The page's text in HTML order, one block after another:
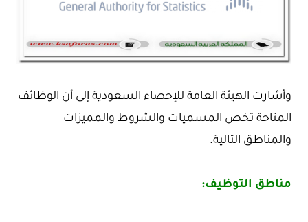
وأشارت الهيئة العامة للإحصاء السعودية إلى أن الوظائف
المتاحة تخص المسميات والشروط والمميزات
والمناطق التالية.
مناطق التوظيف: